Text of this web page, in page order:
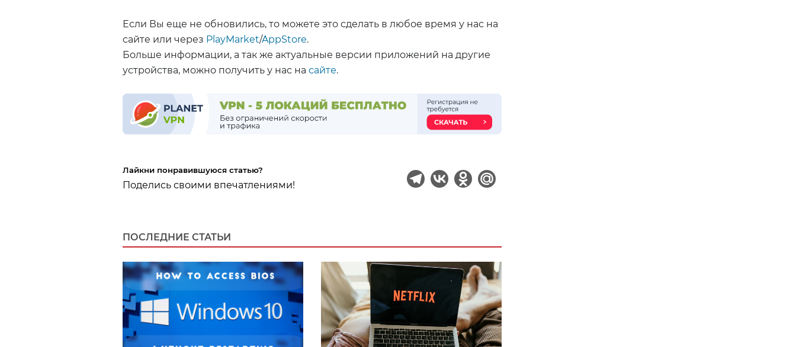
Если Вы еще не обновились, то можете это сделать в любое время у нас на
сайте или через PlayMarket/AppStore.
Больше информации, а так же актуальные версии приложений на другие
устройства, можно получить у нас на сайте.
Лайкни понравившуюся статью?
Поделись своими впечатлениями!
ПОСЛЕДНИЕ СТАТЬИ